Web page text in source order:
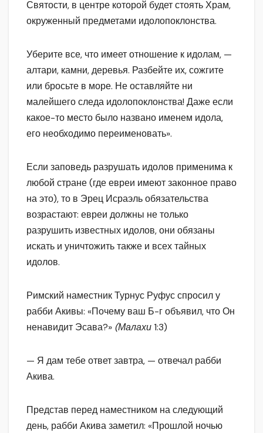
Святости, в центре которой будет стоять Храм,
окруженный предметами идолопоклонства.
Уберите все, что имеет отношение к идолам, —
алтари, камни, деревья. Разбейте их, сожгите
или бросьте в море. Не оставляйте ни
малейшего следа идолопоклонства! Даже если
какое-то место было названо именем идола,
его необходимо переименовать».
Если заповедь разрушать идолов применима к
любой стране (где евреи имеют законное право
на это), то в Эрец Исраэль обязательства
возрастают: евреи должны не только
разрушить известных идолов, они обязаны
искать и уничтожить также и всех тайных
идолов.
Римский наместник Турнус Руфус спросил у
рабби Акивы: «Почему ваш Б-г объявил, что Он
ненавидит Эсава?» (Малахи1:3)
— Я дам тебе ответ завтра, — отвечал рабби
Акива.
Представ перед наместником на следующий
день, рабби Акива заметил: «Прошлой ночью